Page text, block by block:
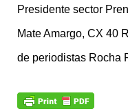
Presidente sector
Mate Amargo, CX 40
de periodistas Rocha